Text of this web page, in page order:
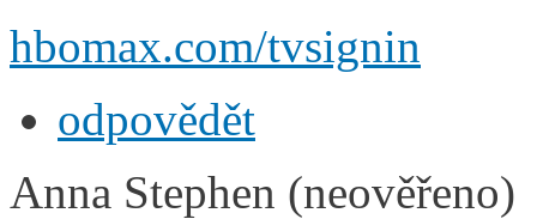
hbomax.com/tvsignin
odpovědět
Anna Stephen (neověřeno)